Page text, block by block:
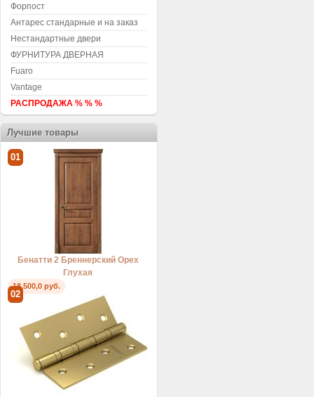
Форпост
Антарес стандарные и на заказ
Нестандартные двери
ФУРНИТУРА ДВЕРНАЯ
Fuaro
Vantage
РАСПРОДАЖА % % %
Лучшие товары
01
Бенатти 2 Бреннерский Орех
Глухая
18.500,0 руб.
02